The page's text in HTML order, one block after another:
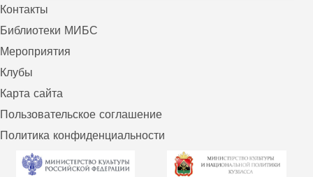
Контакты
Библиотеки МИБС
Мероприятия
Клубы
Карта сайта
Пользовательское соглашение
Политика конфиденциальности